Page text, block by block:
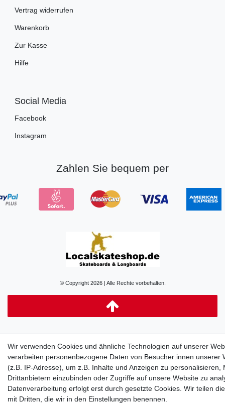
Vertrag widerrufen
Warenkorb
Zur Kasse
Hilfe
Social Media
Facebook
Instagram
Zahlen Sie bequem per
© Copyright 2026 | Alle Rechte vorbehalten.
Wir verwenden Cookies und ähnliche Technologien auf unserer
verarbeiten personenbezogene Daten von Besucher:innen unserer
(z.B. IP-Adresse), um z.B. Inhalte und Anzeigen zu personalisieren,
Drittanbietern einzubinden oder Zugriffe auf unsere Website zu
Datenverarbeitung erfolgt erst durch gesetzte Cookies. Wir teilen
mit Dritten, die wir in den Einstellungen benennen.